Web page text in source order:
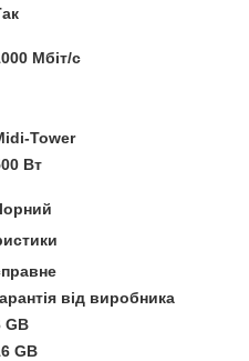
Мбіт/с
Tower
Вт
від виробника
GB
GB